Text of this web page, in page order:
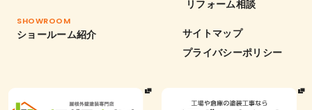
SHOWROOM
ショールーム紹介
リフォーム相談
サイトマップ
プライバシーポリシー